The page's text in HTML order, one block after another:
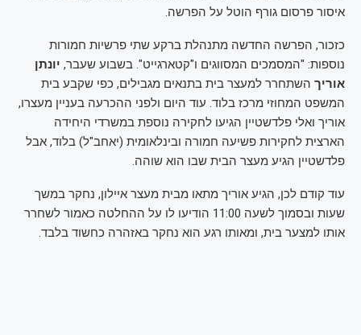
איסור פרסום גורף הוטל על הפרשה.
כזכור, הפרשה החדשה מתנהלת ברקע שתי פרשיות חמורות
נוספות: "המסמכים המסווגים ו"קטארגייט". בשבוע שעבר, יונתן
אוריך השתחרר למעצר בית בתנאים מגבילים, כפי שקבע בית
המשפט המחוזי מרכז בלוד. עוד היום ולפני ההכרעה בעניין מעצרו,
אוריך ואלי פלדשטיין הגיעו לחקירה נוספת במשרדי היחידה
הארצית לחקירות פשיעה חמורה ובינלאומית (יאחב"ל) בלוד, אבל
פלדשטיין הגיע מעצר הבית שבו הוא שוהה.
עוד קודם לכן, הגיע אוריך מתאו מבית מעצר איילון, נחקר במשך
שעות ובסמוך לשעה 11:00 הודיעו לו על ההחלטה כאמור לשחרר
אותו למצער בית, ומאותו רגע הוא נחקר באזהרה כחשוד בלבד.